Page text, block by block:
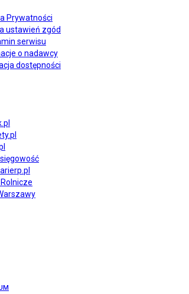
Prywatności
ustawień zgód
serwisu
o nadawcy
dostępności